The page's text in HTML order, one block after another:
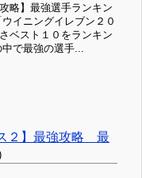
略】最強選手ランキン
イニングイレブン２０
ベスト１０をランキン
で最強の選手...
２】最強攻略 最